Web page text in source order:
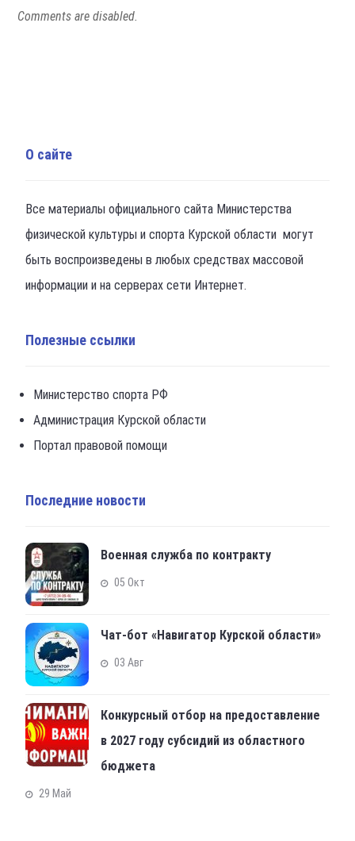
Comments are disabled.
О сайте
Все материалы официального сайта Министерства
физической культуры и спорта Курской области могут
быть воспроизведены в любых средствах массовой
информации и на серверах сети Интернет.
Полезные ссылки
Министерство спорта РФ
Администрация Курской области
Портал правовой помощи
Последние новости
Военная служба по контракту
05 Окт
Чат-бот «Навигатор Курской области»
03 Авг
Конкурсный отбор на предоставление
в 2027 году субсидий из областного
бюджета
29 Май